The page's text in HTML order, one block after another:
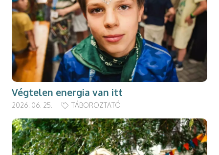
Végtelen energia van itt
2026. 06. 25. TÁBOROZTATÓ